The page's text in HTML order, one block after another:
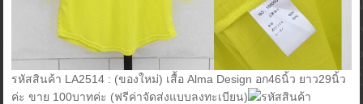
รหัสสินค้า LA2514 : (ของใหม่) เสื้อ Alma Design อก46นิ้ว ยาว29นิ้ว
ค่ะ ขาย 100บาทค่ะ (ฟรีค่าจัดส่งแบบลงทะเบียน)
รหัสสินค้า